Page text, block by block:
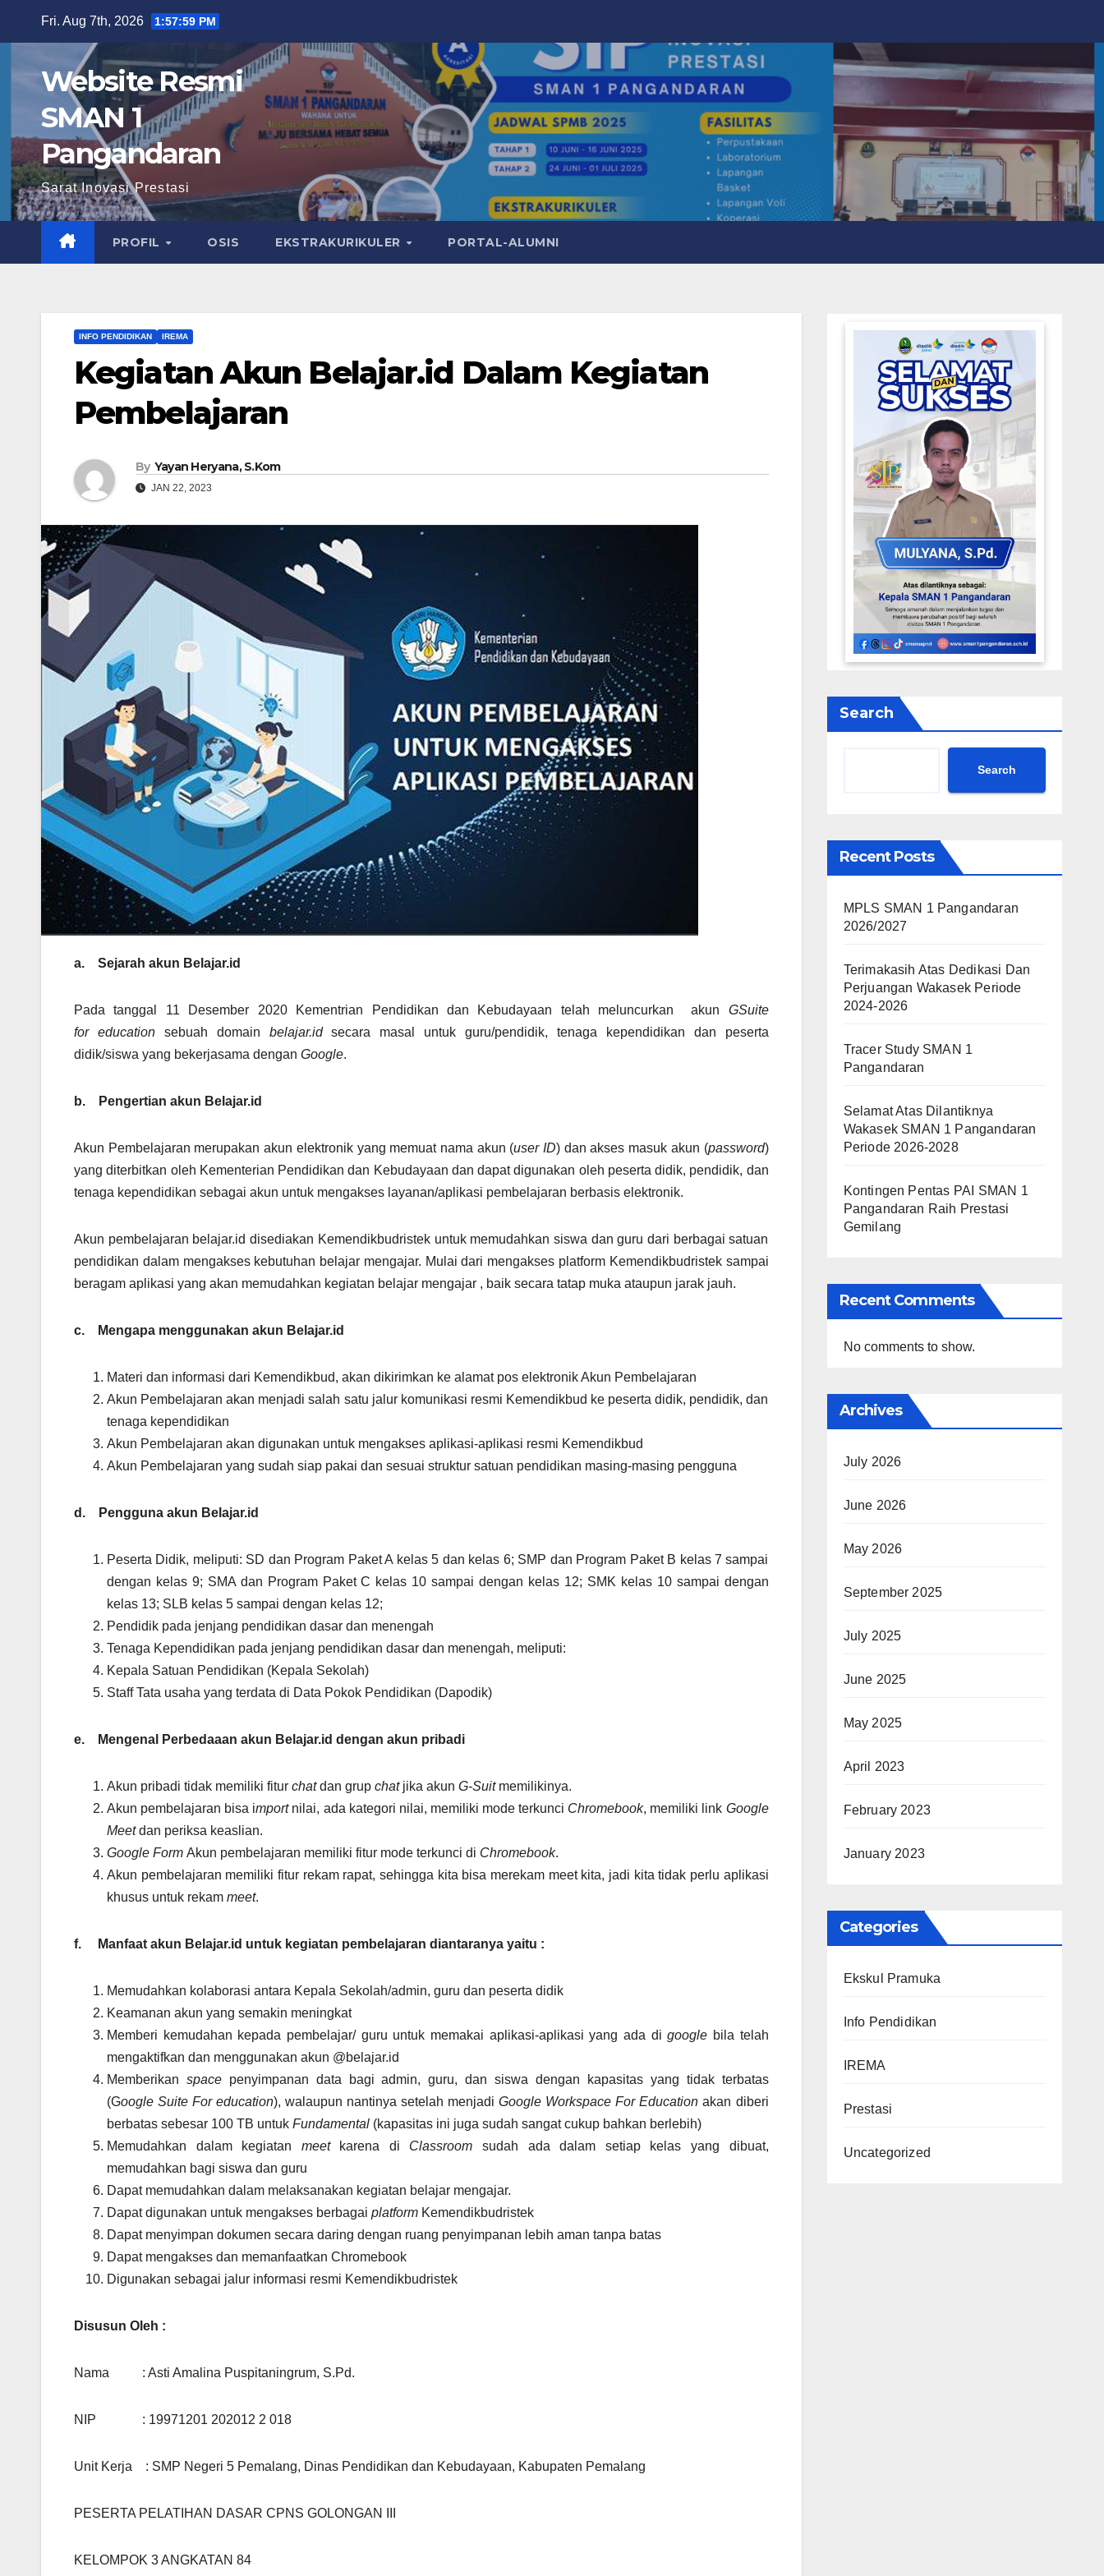
Fri. Aug 7th, 2026 1:58:01 PM
Website Resmi
SMAN 1
Pangandaran
Sarat Inovasi Prestasi
PROFIL OSIS EKSTRAKURIKULER PORTAL-ALUMNI
INFO PENDIDIKAN IREMA
Kegiatan Akun Belajar.id Dalam Kegiatan
Pembelajaran
By Yayan Heryana, S.Kom
JAN 22, 2023
a. Sejarah akun Belajar.id
Pada tanggal 11 Desember 2020 Kementrian Pendidikan dan Kebudayaan telah meluncurkan akun GSuite
for educationsebuah domain belajar.idsecara masal untuk guru/pendidik, tenaga kependidikan dan peserta
didik/siswa yang bekerjasama dengan Google.
b. Pengertian akun Belajar.id
Akun Pembelajaran merupakan akun elektronik yang memuat nama akun (user ID) dan akses masuk akun (password)
yang diterbitkan oleh Kementerian Pendidikan dan Kebudayaan dan dapat digunakan oleh peserta didik, pendidik, dan
tenaga kependidikan sebagai akun untuk mengakses layanan/aplikasi pembelajaran berbasis elektronik.
Akun pembelajaran belajar.id disediakan Kemendikbudristek untuk memudahkan siswa dan guru dari berbagai satuan
pendidikan dalam mengakses kebutuhan belajar mengajar. Mulai dari mengakses platform Kemendikbudristek sampai
beragam aplikasi yang akan memudahkan kegiatan belajar mengajar , baik secara tatap muka ataupun jarak jauh.
c. Mengapa menggunakan akun Belajar.id
Materi dan informasi dari Kemendikbud, akan dikirimkan ke alamat pos elektronik Akun Pembelajaran
Akun Pembelajaran akan menjadi salah satu jalur komunikasi resmi Kemendikbud ke peserta didik, pendidik, dan
tenaga kependidikan
Akun Pembelajaran akan digunakan untuk mengakses aplikasi-aplikasi resmi Kemendikbud
Akun Pembelajaran yang sudah siap pakai dan sesuai struktur satuan pendidikan masing-masing pengguna
d. Pengguna akun Belajar.id
Peserta Didik, meliputi: SD dan Program Paket A kelas 5 dan kelas 6; SMP dan Program Paket B kelas 7 sampai
dengan kelas 9; SMA dan Program Paket C kelas 10 sampai dengan kelas 12; SMK kelas 10 sampai dengan
kelas 13; SLB kelas 5 sampai dengan kelas 12;
Pendidik pada jenjang pendidikan dasar dan menengah
Tenaga Kependidikan pada jenjang pendidikan dasar dan menengah, meliputi:
Kepala Satuan Pendidikan (Kepala Sekolah)
Staff Tata usaha yang terdata di Data Pokok Pendidikan (Dapodik)
e. Mengenal Perbedaaan akun Belajar.id dengan akun pribadi
Akun pribadi tidak memiliki fitur chatdan grup chatjika akun G-Suitmemilikinya.
Akun pembelajaran bisa importnilai, ada kategori nilai, memiliki mode terkunci Chromebook, memiliki link Google
Meetdan periksa keaslian.
Google Form Akun pembelajaran memiliki fitur mode terkunci di Chromebook.
Akun pembelajaran memiliki fitur rekam rapat, sehingga kita bisa merekam meet kita, jadi kita tidak perlu aplikasi
khusus untuk rekam meet.
f. Manfaat akun Belajar.id untuk kegiatan pembelajaran diantaranya yaitu :
Memudahkan kolaborasi antara Kepala Sekolah/admin, guru dan peserta didik
Keamanan akun yang semakin meningkat
Memberi kemudahan kepada pembelajar/ guru untuk memakai aplikasi-aplikasi yang ada digoogle bila telah
mengaktifkan dan menggunakan akun @belajar.id
Memberikan spacepenyimpanan data bagi admin, guru, dan siswa dengan kapasitas yang tidak terbatas
(GoogleSuite For education), walaupun nantinya setelah menjadiGoogle Workspace For Education akan diberi
berbatas sebesar 100 TB untuk Fundamental (kapasitas ini juga sudah sangat cukup bahkan berlebih)
Memudahkan dalam kegiatan meetkarena di Classroom sudah ada dalam setiap kelas yang dibuat,
memudahkan bagi siswa dan guru
Dapat memudahkan dalam melaksanakan kegiatan belajar mengajar.
Dapat digunakan untuk mengakses berbagai platform Kemendikbudristek
Dapat menyimpan dokumen secara daring dengan ruang penyimpanan lebih aman tanpa batas
Dapat mengakses dan memanfaatkan Chromebook
Digunakan sebagai jalur informasi resmi Kemendikbudristek
Disusun Oleh :
Nama : Asti Amalina Puspitaningrum, S.Pd.
NIP : 19971201 202012 2 018
Unit Kerja : SMP Negeri 5 Pemalang, Dinas Pendidikan dan Kebudayaan, Kabupaten Pemalang
PESERTA PELATIHAN DASAR CPNS GOLONGAN III
KELOMPOK 3 ANGKATAN 84
Search
Search
Recent Posts
MPLS SMAN 1 Pangandaran
2026/2027
Terimakasih Atas Dedikasi Dan
Perjuangan Wakasek Periode
2024-2026
Tracer Study SMAN 1
Pangandaran
Selamat Atas Dilantiknya
Wakasek SMAN 1 Pangandaran
Periode 2026-2028
Kontingen Pentas PAI SMAN 1
Pangandaran Raih Prestasi
Gemilang
Recent Comments
No comments to show.
Archives
July 2026
June 2026
May 2026
September 2025
July 2025
June 2025
May 2025
April 2023
February 2023
January 2023
Categories
Ekskul Pramuka
Info Pendidikan
IREMA
Prestasi
Uncategorized